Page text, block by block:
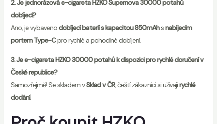
2. Je jednorázová e-cigareta HZKO Supernova 30000 potahů
dobíjecí?
Ano, je vybavenodobíjecí baterií s kapacitou 850mAhsnabíjecím
portem Type-Cpro rychlé a pohodlné dobíjení.
3. Je e-cigareta HZKO 30000 potahů k dispozici pro rychlé doručení v
České republice?
Samozřejmě! Se skladem vSklad v ČR, čeští zákazníci si užívajírychlé
dodání.